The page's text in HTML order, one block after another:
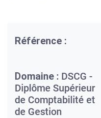
Référence :
Domaine : DSCG -
Diplôme Supérieur
de Comptabilité et
de Gestion